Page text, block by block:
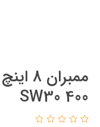
SW30 400